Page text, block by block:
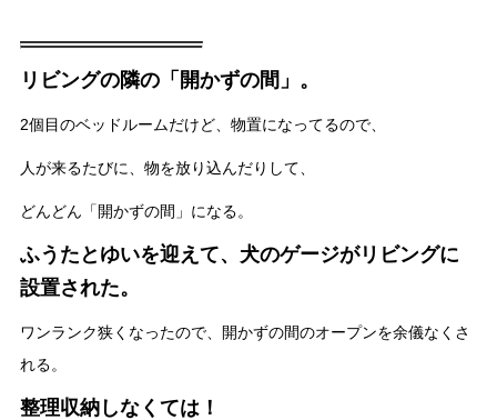
リビングの隣の「開かずの間」。
2個目のベッドルームだけど、物置になってるので、
人が来るたびに、物を放り込んだりして、
どんどん「開かずの間」になる。
ふうたとゆいを迎えて、犬のゲージがリビングに
設置された。
ワンランク狭くなったので、開かずの間のオープンを余儀なくさ
れる。
整理収納しなくては！